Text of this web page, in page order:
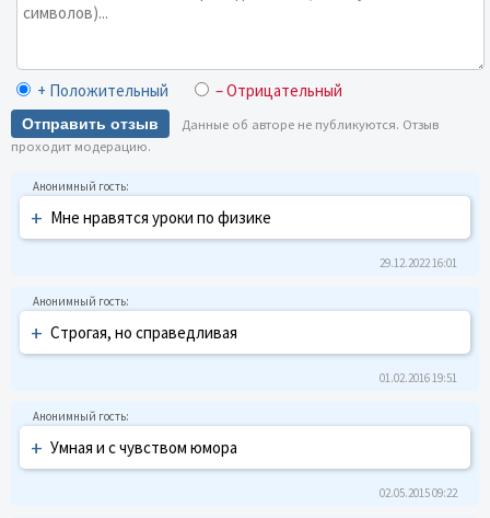
+ Положительный – Отрицательный
Отправить отзыв
Данные об авторе не публикуются. Отзыв
проходит модерацию.
+ Мне нравятся уроки по физике
29.12.2022 16:01
+ Строгая, но справедливая
01.02.2016 19:51
+ Умная и с чувством юмора
02.05.2015 09:22